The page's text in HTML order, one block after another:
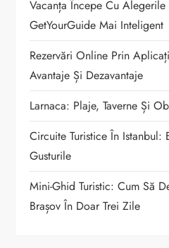
Vacanța Începe Cu
GetYourGuide Mai Inteligent
Rezervări Online Prin
Avantaje Și Dezavantaje
Larnaca: Plaje, Taverne Și
Circuite Turistice În Istanbul:
Gusturile
Mini-Ghid Turistic: Cum Să
Brașov În Doar Trei Zile